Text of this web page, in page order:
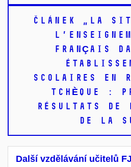
ČLÁNEK „LA
FRANÇAIS
SCOLAIRES EN
TCHÈQUE :
RÉSULTATS DE
DE LA
Další vzdělávání učitelů FJ